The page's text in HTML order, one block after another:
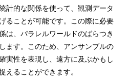
計的な関係を使って、観測データ
ることが可能です。この際に必要
は、パラレルワールドのばらつき
ます。このため、アンサンブルの
実性を表現し、遠方に及ぶかもし
えることができます。